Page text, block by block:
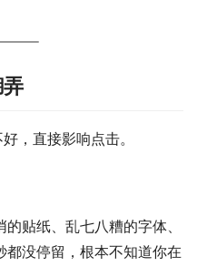
，直接影响点击。
贴纸、乱七八糟的字体、
没停留，根本不知道你在